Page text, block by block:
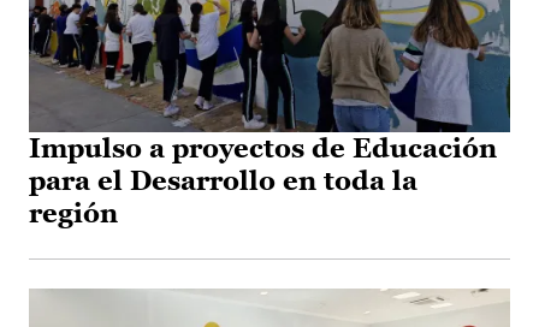
Impulso a proyectos de Educación
para el Desarrollo en toda la
región